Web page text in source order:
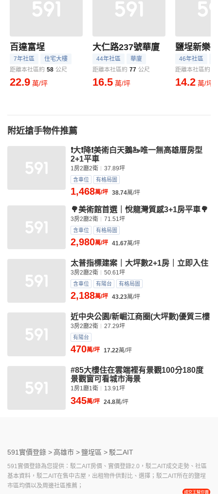
百達富埕
7年社區
住宅大樓
距離本社區約 58 公尺
22.9 萬/坪
大仁路237號華廈
44年社區
華廈
距離本社區約 77 公尺
16.5 萬/坪
鹽埕新樂
46年社區
距離本社區約
14.2 萬/坪
附近搶手物件推薦
❗️大❗️降❗️美術白天鵝🦢唯一無高雄厝房型
2+1平車
1房2廳2衛 37.89坪
含車位 有格局圖
1,468萬/坪 38.74萬/坪
🌳美術館首選｜悅龍灣質感3+1房平車🌳
3房2廳2衛 71.51坪
含車位 有格局圖
2,980萬/坪 41.67萬/坪
太普指標建案｜大坪數2+1房｜立即入住
3房2廳2衛 50.61坪
含車位 有陽台 有格局圖
2,188萬/坪 43.23萬/坪
近中央公園/新崛江商圈(大坪數)優質三樓
3房2廳2衛 27.29坪
有陽台
470萬/坪 17.22萬/坪
#85大樓住在雲端裡有景觀100分180度
景觀窗可看城市海景
1房1廳1衛 13.91坪
345萬/坪 24.8萬/坪
591實價登錄 >高雄市 > 鹽埕區 > 駁二AIT
591實價登錄為您提供：駁二AIT房價、實價登錄2.0，駁二AIT成交走勢、社區
基本資料，駁二AIT在售中古屋，出租物件供對比、選擇；駁二AIT所在的鹽埕
市區均價以及周邊社區推薦；